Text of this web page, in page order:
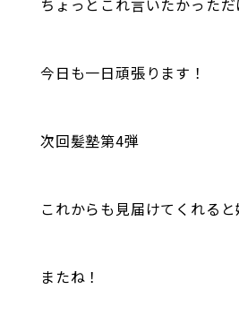
今日も一日頑張ります！
次回髪塾第4弾
これからも見届けてくれる
またね！